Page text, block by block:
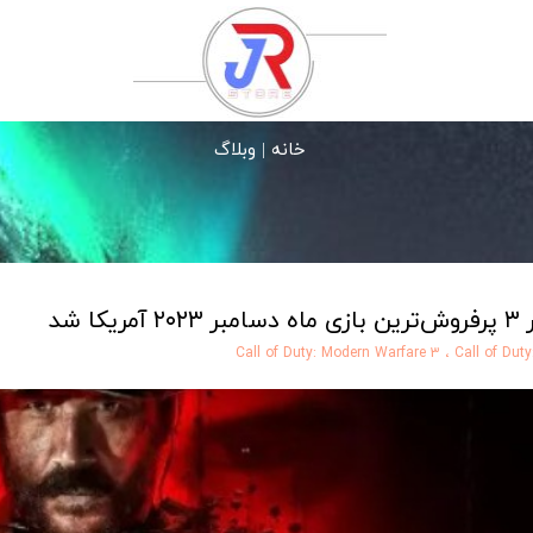
خانه | وبلاگ
Call of Duty: Modern Warfare 3 ، Call of